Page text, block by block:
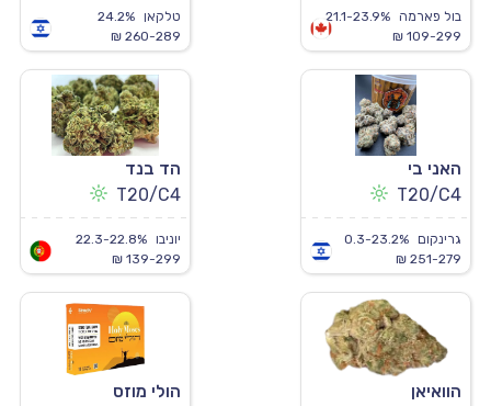
בול פארמה
21.1-23.9%
109-299 ₪
טלקאן
24.2%
260-289 ₪
האני בי
T20/C4
גרינקום
0.3-23.2%
251-279 ₪
הד בנד
T20/C4
יוניבו
22.3-22.8%
139-299 ₪
הוואיאן
הולי מוזס